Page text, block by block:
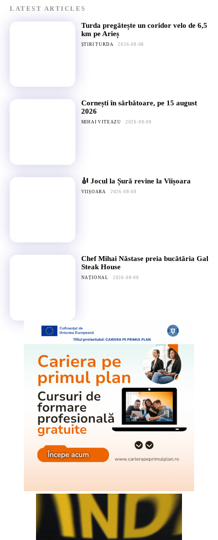
LATEST ARTICLES
Turda pregătește un coridor velo de 6,5
km pe Arieș
ȘTIRI TURDA 2026-08-08
Cornești în sărbătoare, pe 15 august
2026
MIHAI VITEAZU 2026-08-08
🎻 Jocul la Șură revine la Viișoara
VIIȘOARA 2026-08-08
Chef Mihai Năstase preia bucătăria Gal
Steak House
NAȚIONAL 2026-08-08